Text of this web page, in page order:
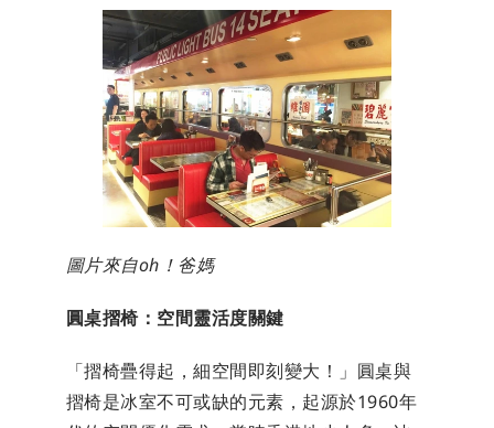
圖片來自oh！爸媽
圓桌摺椅：空間靈活度關鍵
「摺椅疊得起，細空間即刻變大！」圓桌與
摺椅是冰室不可或缺的元素，起源於1960年